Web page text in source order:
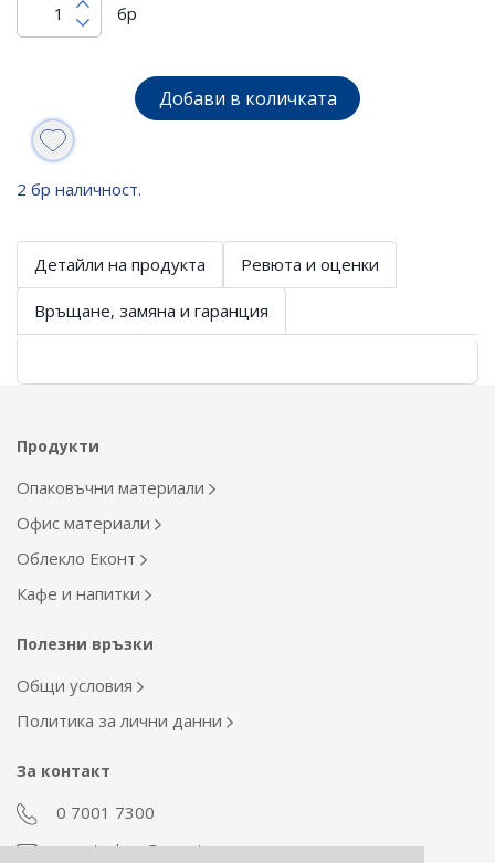
бр
Добави в количката
2 бр наличност.
Детайли на продукта Ревюта и оценки
Връщане, замяна и гаранция
Продукти
Опаковъчни материали
Офис материали
Облекло Еконт
Кафе и напитки
Полезни връзки
Общи условия
Политика за лични данни
За контакт
0 7001 7300
econt_shop@econt.com